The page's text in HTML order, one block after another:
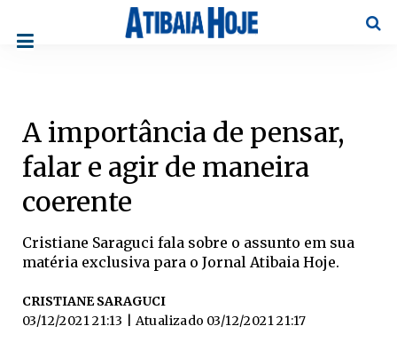
A importância de pensar,
falar e agir de maneira
coerente
Cristiane Saraguci fala sobre o assunto em sua
matéria exclusiva para o Jornal Atibaia Hoje.
CRISTIANE SARAGUCI
03/12/2021 21:13
| Atualizado 03/12/2021 21:17